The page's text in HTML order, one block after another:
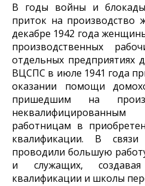
В годы войны и
приток на
декабре 1942 года
производственных
отдельных предприятиях
ВЦСПС в июле 1941 года
оказании помощи
пришедшим на
работницам в
квалификации. В
проводили большую
и служащих,
квалификации и школы